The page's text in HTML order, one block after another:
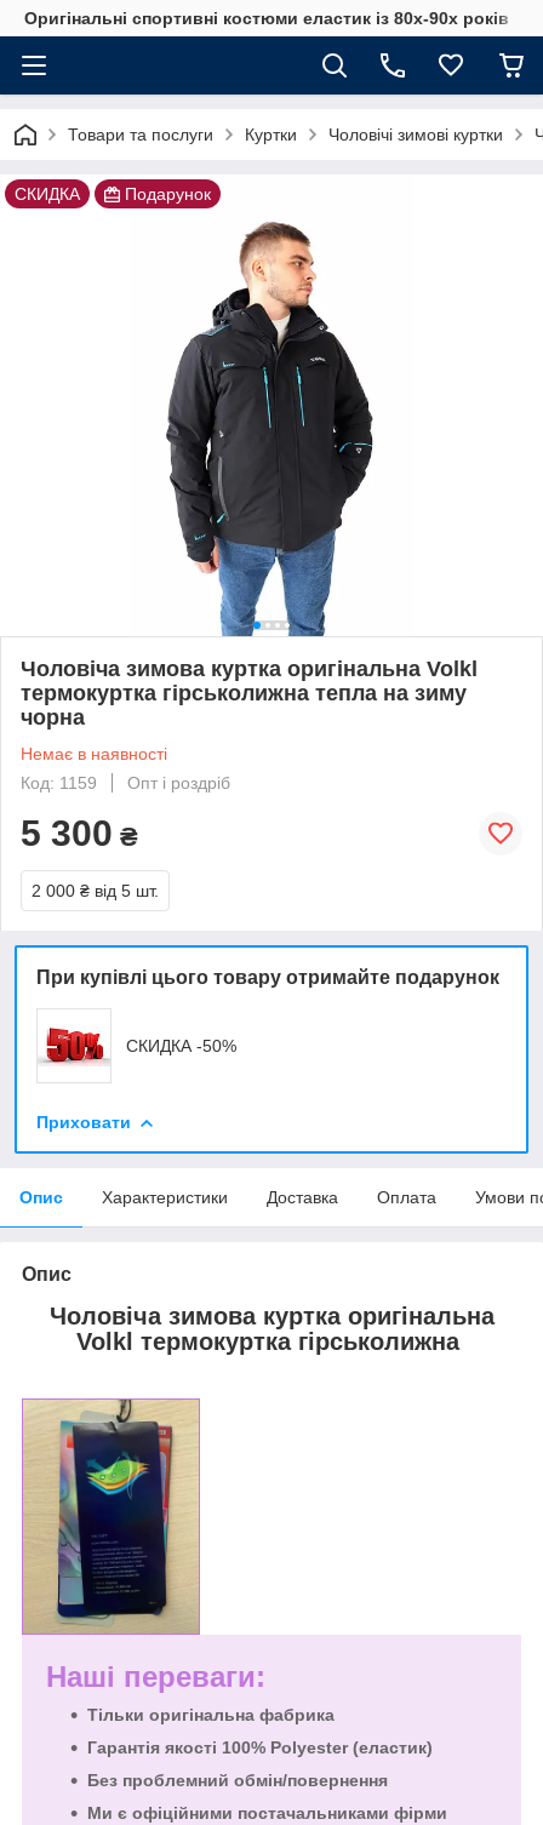
Оригінальні спортивні костюми еластик із 80х-90х років
Товари та послуги Куртки Чоловічі зимові куртки
СКИДКА Подарунок
Чоловіча зимова куртка оригінальна Volkl
термокуртка гірськолижна тепла на зиму
чорна
Немає в наявності
Код: 1159
Опт і роздріб
5 300 ₴
2 000 ₴ від 5 шт.
При купівлі цього товару отримайте подарунок
СКИДКА -50%
Приховати
Опис Характеристики Доставка Оплата Умови
Опис
Чоловіча зимова куртка оригінальна
Volkl термокуртка гірськолижна
Наші переваги:
Тільки оригінальна фабрика
Гарантія якості 100% Polyester (еластик)
Без проблемний обмін/повернення
Ми є офіційними постачальниками фірми